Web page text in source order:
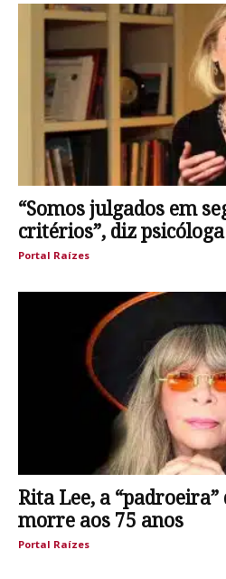
“Somos julgados em
critérios”, diz
Portal Raízes
Rita Lee, a
morre aos 75 anos
Portal Raízes